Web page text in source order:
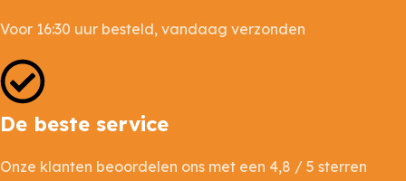
Voor 16:30 uur besteld, vandaag verzonden
De beste service
Onze klanten beoordelen ons met een 4,8 / 5 sterren